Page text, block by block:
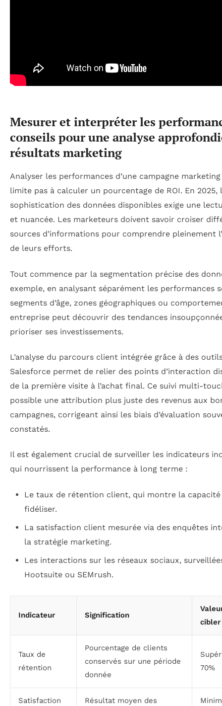
Mesurer et interpréter les
conseils pour une analyse
résultats marketing
Analyser les performances d’une campagne marketing
limite pas à calculer un pourcentage de ROI. En 2025,
sophistication des données disponibles exige une
et nuancée. Les marketeurs doivent savoir croiser
sources d’informations pour comprendre pleinement
de leurs efforts.
Tout commence par la segmentation précise des
exemple, en analysant séparément les performances
segments d’âge, zones géographiques ou
entreprise peut découvrir des tendances
prioriser ses investissements.
L’analyse du parcours client intégrée grâce à des
Salesforce permet de relier des points d’interaction
de la première visite à l’achat final. Ce suivi multi-
possible une attribution plus juste des revenus aux
campagnes, corrigeant ainsi les biais d’évaluation
constatés.
Il est également crucial de surveiller les indicateurs
qui nourrissent la performance à long terme :
Le taux de rétention client, qui montre la capacité
fidéliser.
La satisfaction client mesurée via des enquêtes
la stratégie marketing.
Les interactions sur les réseaux sociaux,
Hootsuite ou SEMrush.
Indicateur Signification
cibler
Taux de
rétention
Pourcentage de clients
conservés sur une période
donnée
70%
Satisfaction
Résultat moyen des